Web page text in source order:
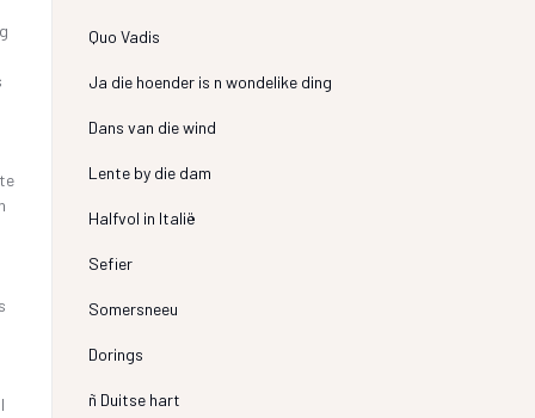
Quo Vadis
Ja die hoender is n wondelike ding
Dans van die wind
Lente by die dam
Halfvol in Italië
Sefier
Somersneeu
Dorings
ñ Duitse hart